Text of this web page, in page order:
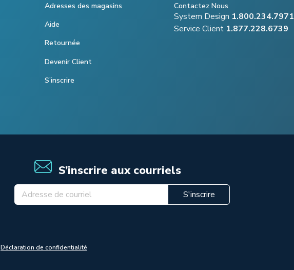
Adresses des magasins
Aide
Retournée
Devenir Client
S’inscrire
Contactez Nous
System Design 1.800.234.7971
Service Client 1.877.228.6739
S’inscrire aux courriels
S'inscrire
Déclaration de confidentialité